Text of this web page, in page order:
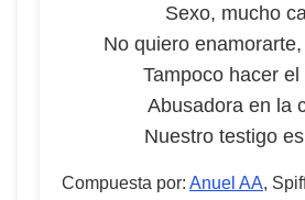
Sexo, mucho
No quiero
Tampoco hacer el
Abusadora en la
Nuestro testigo
Compuesta por: Anuel AA,